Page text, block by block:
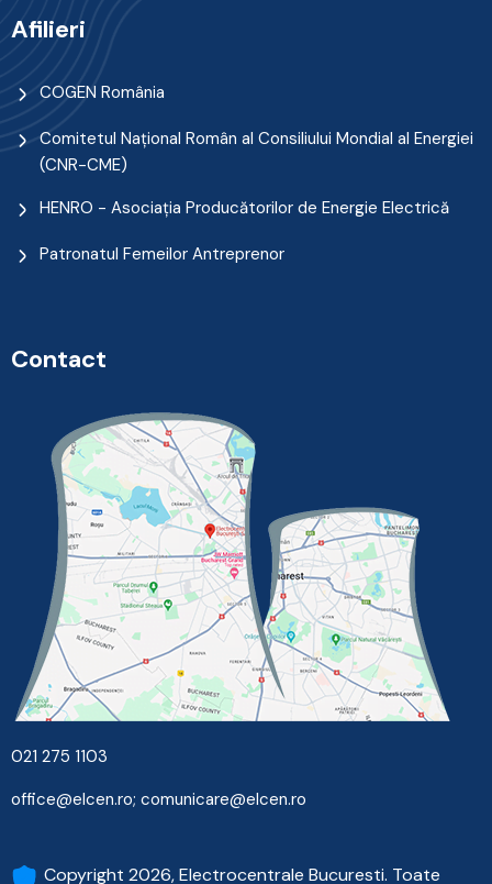
Afilieri
COGEN România
Comitetul Naţional Român al Consiliului Mondial al Energiei
(CNR-CME)
HENRO - Asociația Producătorilor de Energie Electrică
Patronatul Femeilor Antreprenor
Contact
021 275 1103
office@elcen.ro; comunicare@elcen.ro
Copyright 2026, Electrocentrale Bucuresti. Toate